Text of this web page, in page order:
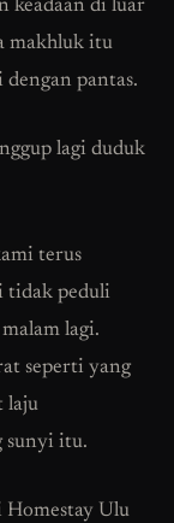
keadaan di luar
makhluk itu
dengan pantas.
lagi duduk
terus
tidak peduli
lagi.
seperti yang
laju
sunyi itu.
Homestay Ulu